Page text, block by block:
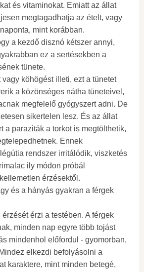
és vitaminokat. Emiatt az állat
megtagadhatja az ételt, vagy
mint korábban.
a kezdő disznó kétszer annyi,
ez a sertésekben a
tünete.
köhögést illeti, ezt a tünetet
a közönséges nátha tüneteivel,
megfelelő gyógyszert adni. De
sikertelen lesz. És az állat
a paraziták a torkot is megtölthetik,
Ennek
rendszer irritálódik, viszketés
ily módon próbál
érzésektől.
és a hányás gyakran a férgek
érzi a testében. A férgek
minden nap egyre több tojást
mindenhol előfordul - gyomorban,
elkezdi befolyásolni a
karaktere, mint minden betegé,